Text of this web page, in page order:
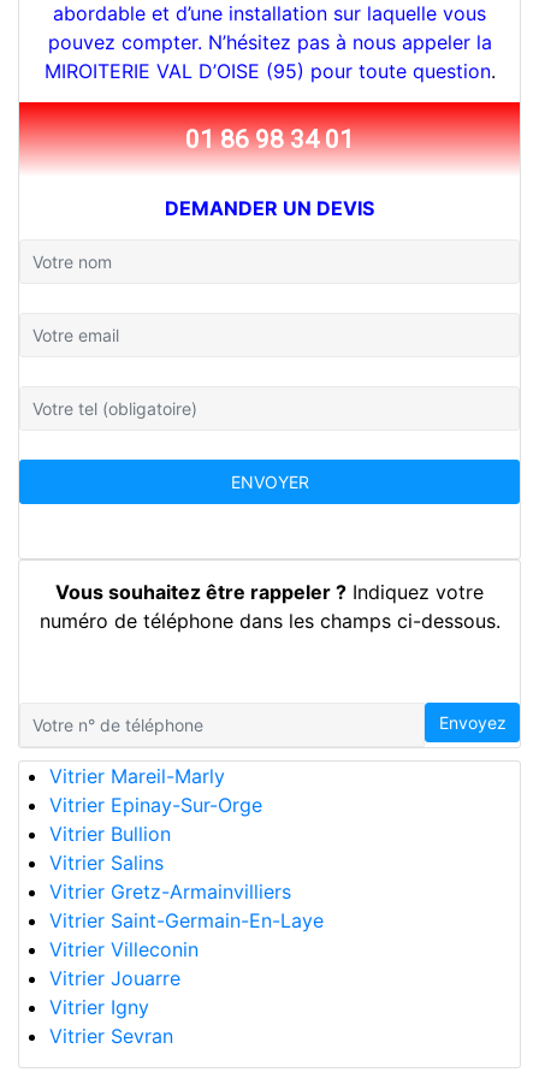
abordable et d’une installation sur laquelle vous
pouvez compter. N’hésitez pas à nous appeler la
MIROITERIE VAL D’OISE (95) pour toute question.
01 86 98 34 01
DEMANDER UN DEVIS
Vous souhaitez être rappeler ? Indiquez votre
numéro de téléphone dans les champs ci-dessous.
Envoyez
Vitrier Mareil-Marly
Vitrier Epinay-Sur-Orge
Vitrier Bullion
Vitrier Salins
Vitrier Gretz-Armainvilliers
Vitrier Saint-Germain-En-Laye
Vitrier Villeconin
Vitrier Jouarre
Vitrier Igny
Vitrier Sevran